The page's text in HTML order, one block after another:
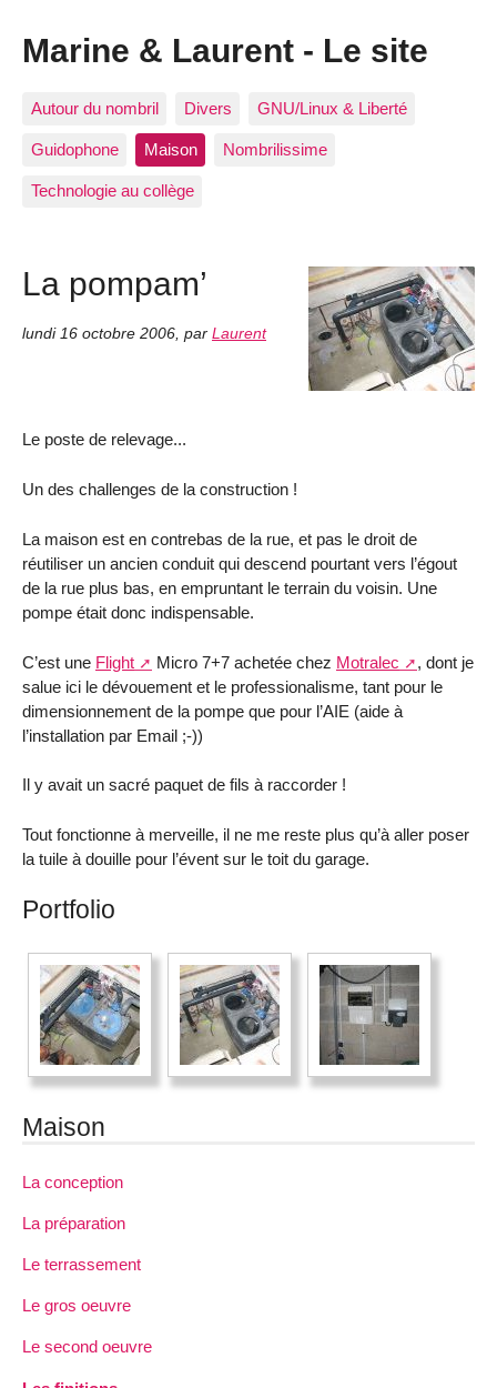
Marine & Laurent - Le site
Autour du nombril Divers GNU/Linux & Liberté
Guidophone Maison Nombrilissime
Technologie au collège
La pompam’
lundi 16 octobre 2006 par Laurent
Le poste de relevage...
Un des challenges de la construction !
La maison est en contrebas de la rue, et pas le droit de
réutiliser un ancien conduit qui descend pourtant vers l’égout
de la rue plus bas, en empruntant le terrain du voisin. Une
pompe était donc indispensable.
C’est une Flight Micro 7+7 achetée chez Motralec
, dont je
salue ici le dévouement et le professionalisme, tant pour le
dimensionnement de la pompe que pour l’AIE (aide à
l’installation par Email ;-))
Il y avait un sacré paquet de fils à raccorder !
Tout fonctionne à merveille, il ne me reste plus qu’à aller poser
la tuile à douille pour l’évent sur le toit du garage.
Portfolio
Maison
La conception
La préparation
Le terrassement
Le gros oeuvre
Le second oeuvre